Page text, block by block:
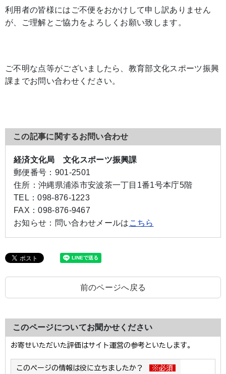
利用者の皆様にはご不便をおかけして申し訳ありません
が、ご理解とご協力をよろしくお願い致します。
ご不明な点等がございましたら、教育部文化スポーツ振興
課までお問い合わせください。
この記事に関するお問い合わせ
経済文化局 文化スポーツ振興課
郵便番号： 901-2501
住所： 沖縄県浦添市安波茶一丁目1番1号本庁5階
TEL：098-876-1223
FAX：098-876-9467
お知らせ： 問い合わせメールは こちら
前のページへ戻る
このページについてお聞かせください